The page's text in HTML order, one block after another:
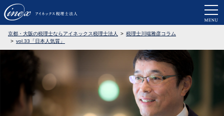
京都・大阪で税務調査に強い税理士な
京都・大阪の税理士ならアイネックス税理士法人
税理士川端雅彦コラム
vol.33「日本人気質」